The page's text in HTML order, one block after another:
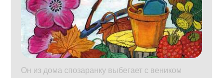
Он из дома спозаранку выбегает с веником